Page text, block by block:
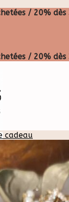
/ 20%
/ 20%
cadeau